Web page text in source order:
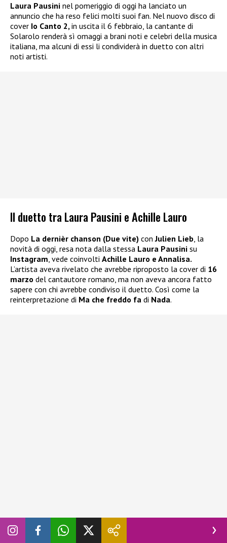
Laura Pausini nel pomeriggio di oggi ha lanciato un
annuncio che ha reso felici molti suoi fan. Nel nuovo disco di
cover Io Canto 2,in uscita il 6 febbraio, la cantante di
Solarolo renderà sì omaggi a brani noti e celebri della musica
italiana, ma alcuni di essi li condividerà in duetto con altri
noti artisti.
Il duetto tra Laura Pausini e Achille Lauro
Dopo La dernièr chanson (Due vite) con Julien Lieb , la
novità di oggi, resa nota dalla stessa Laura Pausini su
Instagram , vede coinvolti Achille Lauro e Annalisa.
L’artista aveva rivelato che avrebbe riproposto la cover di 16
marzo del cantautore romano, ma non aveva ancora fatto
sapere con chi avrebbe condiviso il duetto. Così come la
reinterpretazione di Ma che freddo fa di Nada.